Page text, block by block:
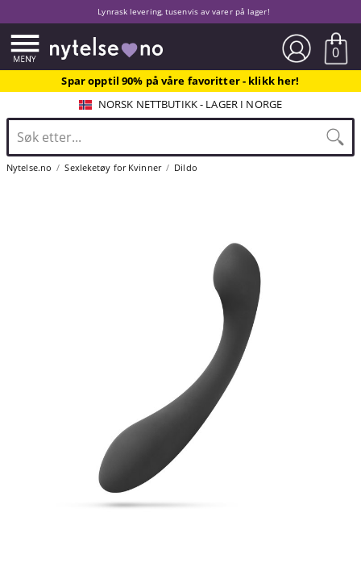
Lynrask levering, tusenvis av varer på lager!
0
Spar opptil 90% på våre favoritter - klikk her!
NORSK NETTBUTIKK - LAGER I NORGE
Nytelse.no Sexleketøy for Kvinner Dildo